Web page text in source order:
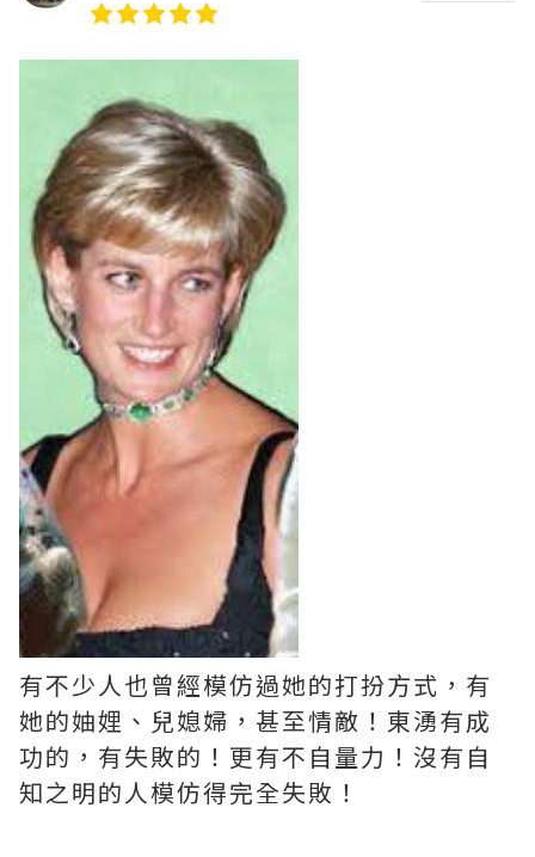
有不少人也曾經模仿過她的打扮方式，有
她的妯娌、兒媳婦，甚至情敵！東湧有成
功的，有失敗的！更有不自量力！沒有自
知之明的人模仿得完全失敗！